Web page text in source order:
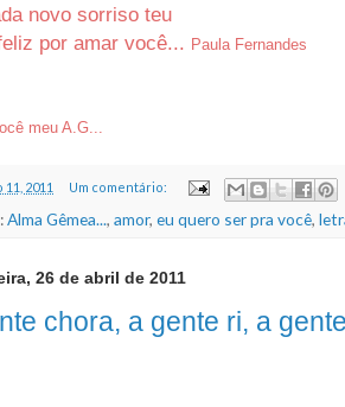
novo sorriso teu
por amar você... Paula Fernandes
meu A.G...
2011 Um comentário:
Alma Gêmea..., amor, eu quero ser pra você,
26 de abril de 2011
chora, a gente ri, a